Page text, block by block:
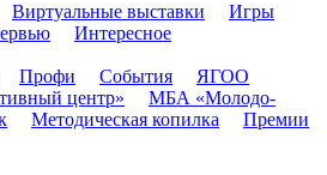
Виртуальные выставки
Игры
Интересное
Профи События
ЯГОО
центр»
МБА «Молодо-
Методическая копилка
Премии